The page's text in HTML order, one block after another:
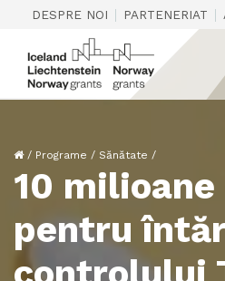
DESPRE NOI | PARTENERIAT |
/ Programe / Sănătate /
10 milioane
pentru